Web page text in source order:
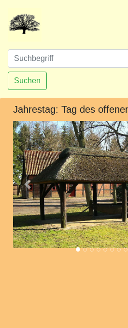
Suchen
Jahrestag: Tag des
Vorheriges